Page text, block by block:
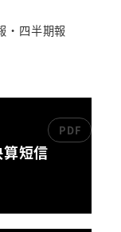
ー
・四半期報
短信